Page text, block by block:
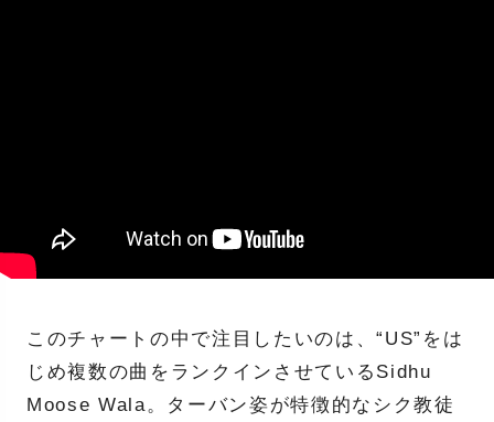
このチャートの中で注目したいのは、“US”をは
じめ複数の曲をランクインさせているSidhu
Moose Wala。ターバン姿が特徴的なシク教徒